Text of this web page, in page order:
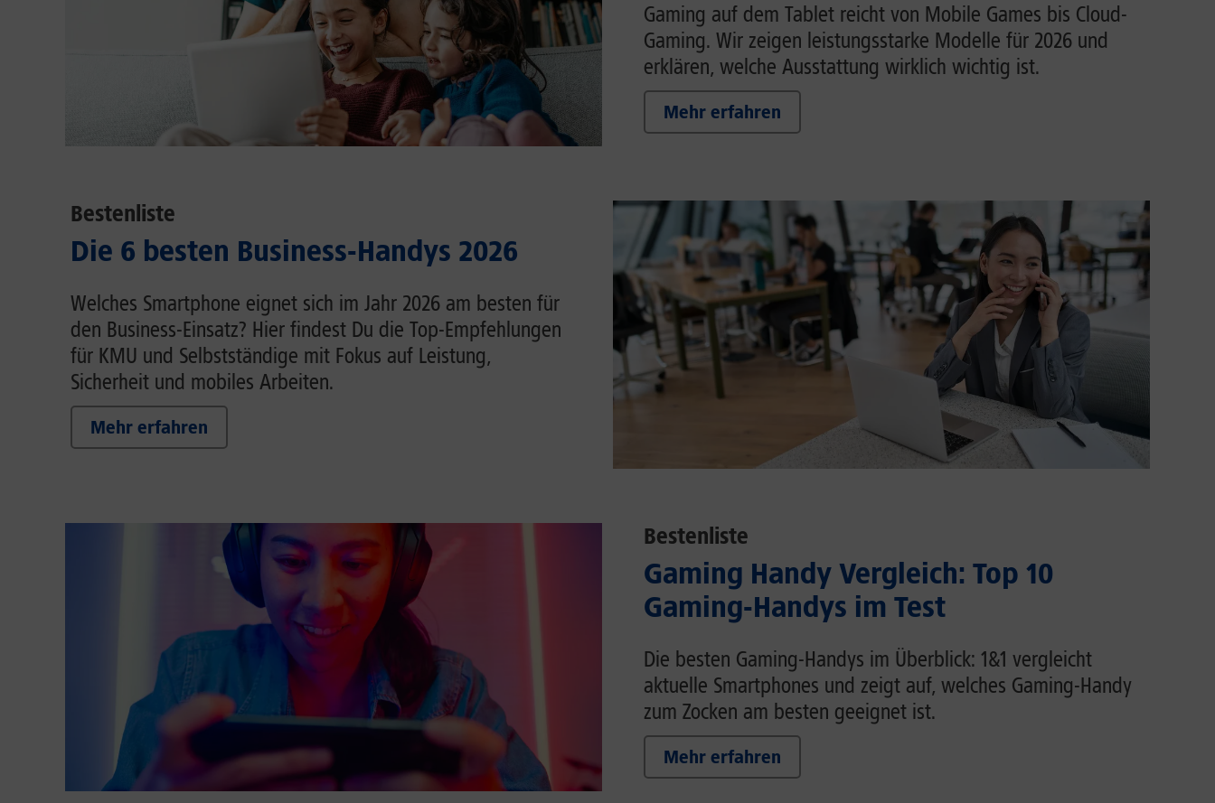
Gaming auf dem Tablet reicht von Mobile Games bis Cloud-
Gaming. Wir zeigen leistungsstarke Modelle für 2026 und
erklären, welche Ausstattung wirklich wichtig ist.
Mehr erfahren
Bestenliste
Die 6 besten Business-Handys 2026
Welches Smartphone eignet sich im Jahr 2026 am besten für
den Business-Einsatz? Hier findest Du die Top-Empfehlungen
für KMU und Selbstständige mit Fokus auf Leistung,
Sicherheit und mobiles Arbeiten.
Mehr erfahren
Bestenliste
Gaming Handy Vergleich: Top 10
Gaming-Handys im Test
Die besten Gaming-Handys im Überblick: 1&1 vergleicht
aktuelle Smartphones und zeigt auf, welches Gaming-Handy
zum Zocken am besten geeignet ist.
Mehr erfahren